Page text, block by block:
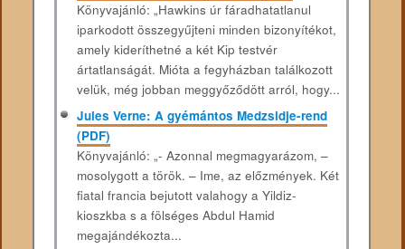
Könyvajánló: „Hawkins úr fáradhatatlanul
iparkodott összegyűjteni minden bizonyítékot,
amely kideríthetné a két Kip testvér
ártatlanságát. Mióta a fegyházban találkozott
velük, még jobban meggyőződött arról, hogy...
Jules Verne: A gyémántos Medzsidje-rend
(PDF)
Könyvajánló: „- Azonnal megmagyarázom, –
mosolygott a török. – Ime, az előzmények. Két
fiatal francia bejutott valahogy a Yildiz-
kioszkba s a fölséges Abdul Hamid
megajándékozta...